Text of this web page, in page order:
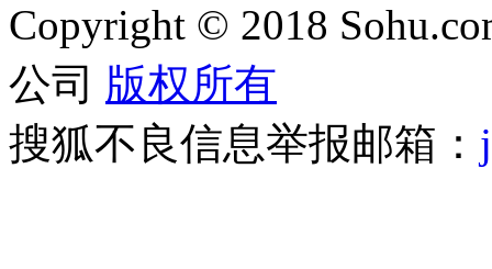
Copyright © 2018
公司 版权所有
搜狐不良信息举报邮箱：